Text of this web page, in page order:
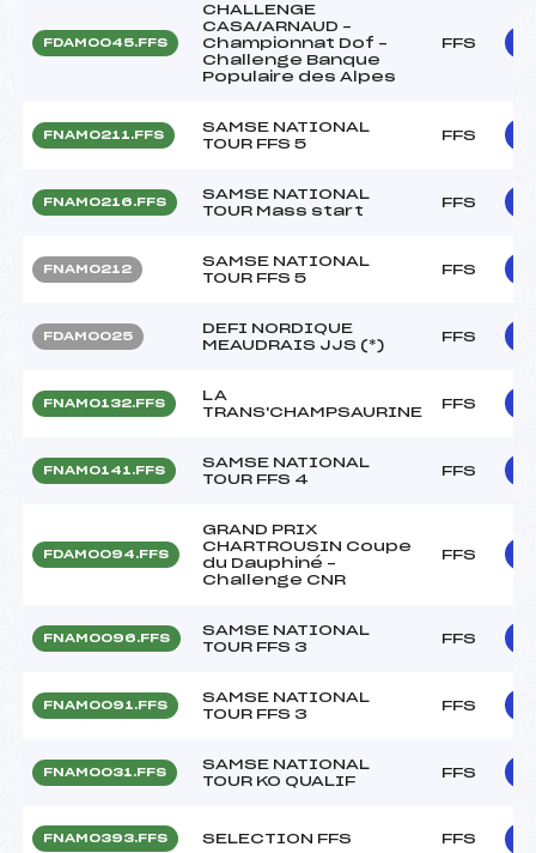
FDAM0045.FFS
CHALLENGE
CASA/ARNAUD –
Championnat Dof –
Challenge Banque
Populaire des Alpes
FFS
FNAM0211.FFS
SAMSE NATIONAL
TOUR FFS 5
FFS
FNAM0216.FFS
SAMSE NATIONAL
TOUR Mass start
FFS
FNAM0212
SAMSE NATIONAL
TOUR FFS 5
FFS
FDAM0025
DEFI NORDIQUE
MEAUDRAIS JJS (*)
FFS
FNAM0132.FFS
LA
TRANS'CHAMPSAURINE
FFS
FNAM0141.FFS
SAMSE NATIONAL
TOUR FFS 4
FFS
FDAM0094.FFS
GRAND PRIX
CHARTROUSIN Coupe
du Dauphiné –
Challenge CNR
FFS
FNAM0096.FFS
SAMSE NATIONAL
TOUR FFS 3
FFS
FNAM0091.FFS
SAMSE NATIONAL
TOUR FFS 3
FFS
FNAM0031.FFS
SAMSE NATIONAL
TOUR KO QUALIF
FFS
FNAM0393.FFS SELECTION FFS FFS